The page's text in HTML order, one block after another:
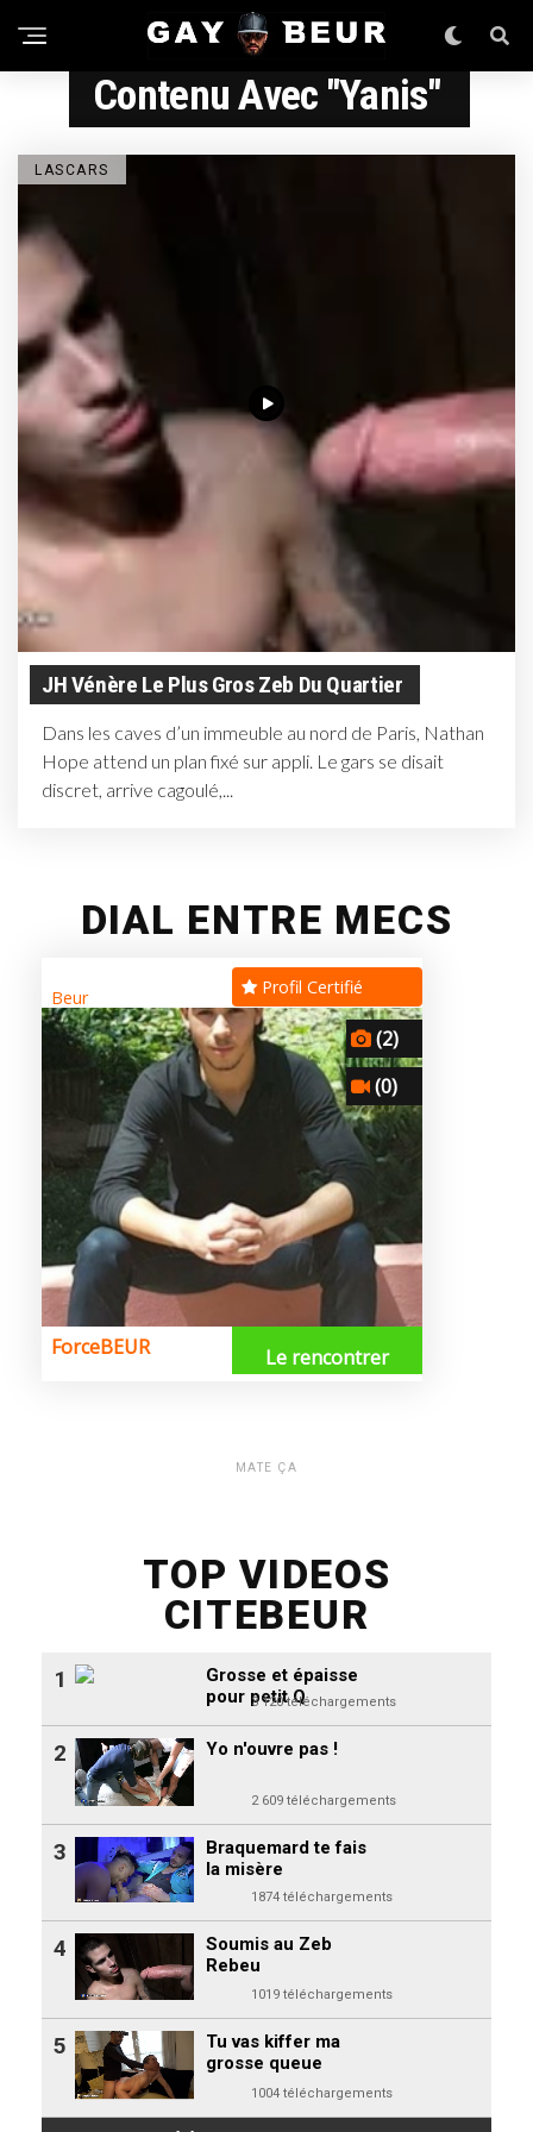
Contenu Avec "Yanis"
LASCARS
JH Vénère Le Plus Gros Zeb Du Quartier
Dans les caves d’un immeuble au nord de Paris, Nathan
Hope attend un plan fixé sur appli. Le gars se disait
discret, arrive cagoulé,...
DIAL ENTRE MECS
MATE ÇA
TOP VIDEOS
CITEBEUR
Grosse et épaisse
pour petit Q
3 120 téléchargements
1
Yo n'ouvre pas !
2 609 téléchargements
2
Braquemard te fais
la misère
1874 téléchargements
3
Soumis au Zeb
Rebeu
1019 téléchargements
4
Tu vas kiffer ma
grosse queue
1004 téléchargements
5